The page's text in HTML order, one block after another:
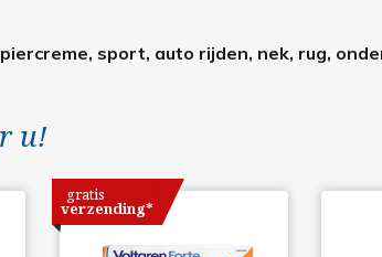
sport, auto rijden, nek, rug,
u!
gratis
verzending*